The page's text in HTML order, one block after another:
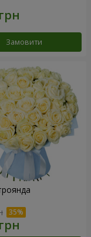
Замовити